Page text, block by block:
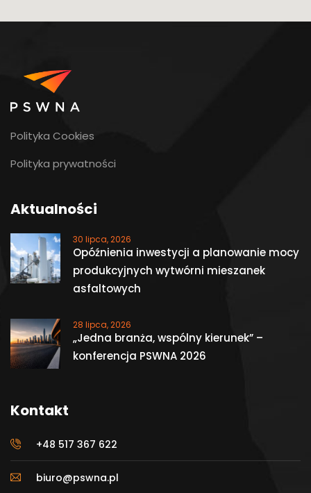
Polityka Cookies
Polityka prywatności
Aktualności
30 lipca, 2026
Opóźnienia inwestycji a planowanie mocy
produkcyjnych wytwórni mieszanek
asfaltowych
28 lipca, 2026
„Jedna branża, wspólny kierunek” –
konferencja PSWNA 2026
Kontakt
+48 517 367 622
biuro@pswna.pl